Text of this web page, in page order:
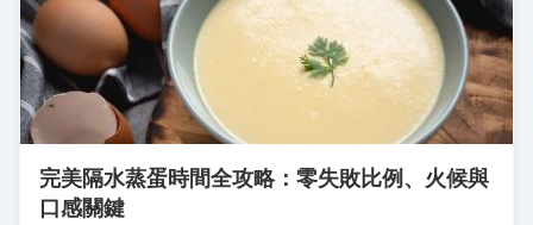
完美隔水蒸蛋時間全攻略：零失敗比例、火候與
口感關鍵